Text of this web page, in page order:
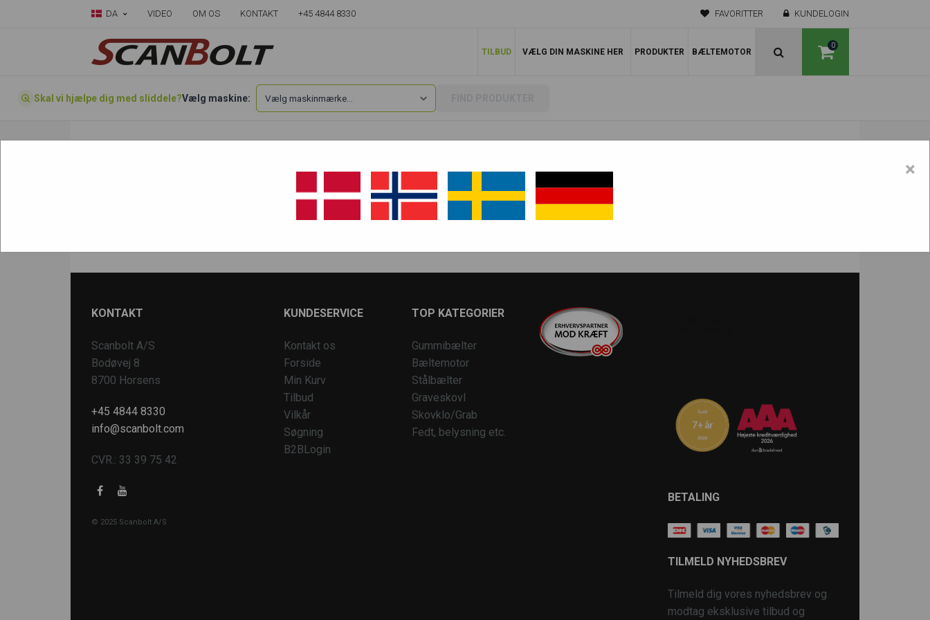
DA VIDEO OM OS KONTAKT +45 4844 8330 FAVORITTER KUNDELOGIN
0
TILBUD VÆLG DIN MASKINE HER PRODUKTER BÆLTEMOTOR
Skal vi hjælpe dig med sliddele?Vælg maskine:
TB25 Conventional TB25 FR
KONTAKT
Scanbolt A/S
Bodøvej 8
8700 Horsens
+45 4844 8330
info@scanbolt.com
CVR.: 33 39 75 42
© 2025 Scanbolt A/S
KUNDESERVICE
Kontakt os
Forside
Min Kurv
Tilbud
Vilkår
Søgning
B2BLogin
TOP KATEGORIER
Gummibælter
Bæltemotor
Stålbælter
Graveskovl
Skovklo/Grab
Fedt, belysning etc.
BETALING
TILMELD NYHEDSBREV
Tilmeld dig vores nyhedsbrev og
modtag eksklusive tilbud og
×